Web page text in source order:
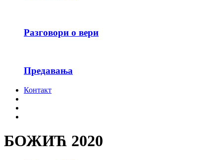
Разговори о вери
Предавања
Контакт
БОЖИЋ 2020